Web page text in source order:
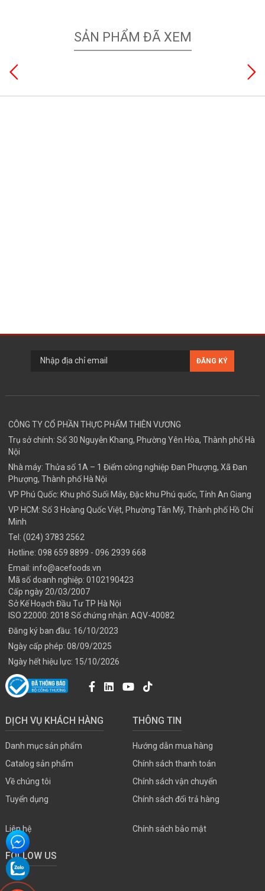
SẢN PHẨM ĐÃ XEM
CÔNG TY CỔ PHẦN THỰC PHẨM THIÊN VƯƠNG
Trụ sở chính: Số 30 Nguyễn Khang, Phường Yên Hòa, Thành phố Hà
Nội
Nhà máy: Thửa số 1A – 1 Điểm công nghiệp Đan Phượng, Xã Đan
Phượng, Thành phố Hà Nội
VP Phú Quốc: Khu phố Suối Mây, Đặc khu Phú quốc, Tỉnh An Giang
VP HCM: Số 3 Hoàng Quốc Việt, Phường Tân Mỹ, Thành phố Hồ Chí
Minh
Tel: (024) 3783 2562
Hotline: 098 659 8899 - 096 2939 668
Email: info@acefoods.vn
Mã số doanh nghiệp: 0102190423
Cấp ngày 20/03/2007
Sở Kế Hoạch Đầu Tư TP Hà Nội
ISO 22000: 2018 Số chứng nhận: AQV-40082
Đăng ký ban đầu: 16/10/2023
Ngày cấp phép: 08/09/2025
Ngày hết hiệu lực: 15/10/2026
DỊCH VỤ KHÁCH HÀNG
Danh mục sản phẩm
Catalog sản phẩm
Về chúng tôi
Tuyển dụng
Liên hệ
THÔNG TIN
Hướng dẫn mua hàng
Chính sách thanh toán
Chính sách vận chuyển
Chính sách đổi trả hàng
Chính sách bảo mật
FOLLOW US